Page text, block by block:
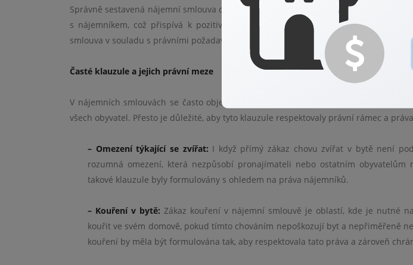
Správně sestavená nájemní smlouva chrání majetek pronajímatele a zároveň
s nájemníkem, což přispívá k pozitivním vztahům a hladkému průběhu nájmu.
smlouva v souladu s právními požadavky a zároveň férová pro obě strany.
Časté klauzule a jejich právní meze
V nájemních smlouvách se často objevují klauzule, které mají chránit majetek
všech obyvatel. Přesto je důležité, aby tyto klauzule respektovaly právní rámec a
– Omezení týkající se zvířat: I když přímý zákaz chovu zvířat v bytě není
rozumná omezení, která nezpůsobí pronajímateli nebo ostatním obyvatelům
takové klauzule byly formulovány s ohledem na práva nájemníků.
– Kouření v bytě: Zákaz kouření v nájemní smlouvě je oblastí, kde je nutné
kouřit ve svém domově, pokud tímto chováním nepoškozují byt a nepřiměřeně
kouření by měla být formulována tak, aby respektovala tato práva a zároveň